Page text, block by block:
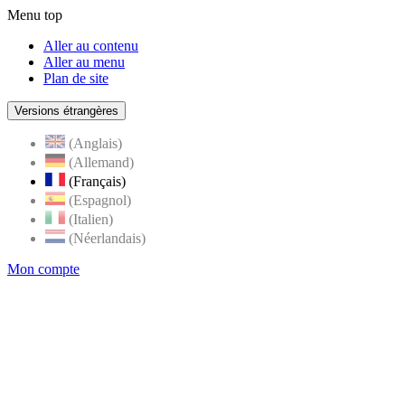
Menu top
Aller au contenu
Aller au menu
Plan de site
Versions étrangères
(Anglais)
(Allemand)
(Français)
(Espagnol)
(Italien)
(Néerlandais)
Mon compte